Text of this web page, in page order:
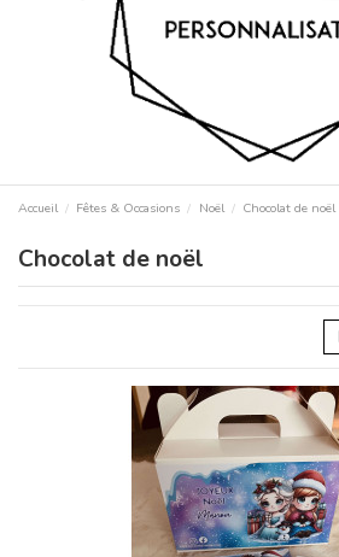
Accueil Fêtes & Occasions Noël Chocolat de noël
Chocolat de noël